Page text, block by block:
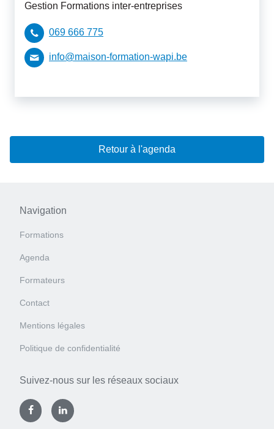
Gestion Formations inter-entreprises
069 666 775
info@maison-formation-wapi.be
Retour à l'agenda
Navigation
Formations
Agenda
Formateurs
Contact
Mentions légales
Politique de confidentialité
Suivez-nous sur les réseaux sociaux